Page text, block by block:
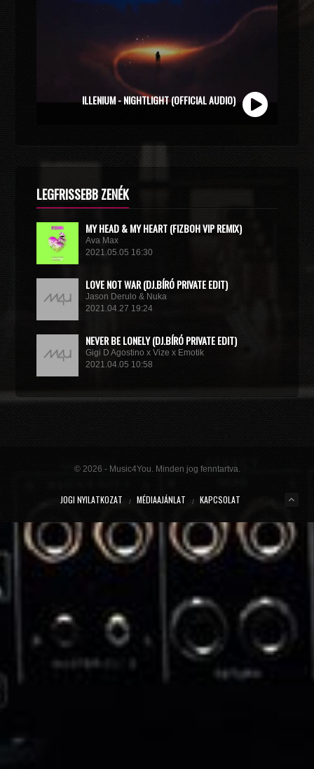
ILLENIUM - NIGHTLIGHT (OFFICIAL AUDIO)
ZOLI VEKONY X CALIDORA - MINDIG NYÁR (OFFICIAL
MUSIC VIDEO)
LEGFRISSEBB ZENÉK
MY HEAD & MY HEART (FIZBOH VIP REMIX)
Ava Max
2021.05.05 16:30
LOVE NOT WAR (DJ.BÍRÓ PRIVATE EDIT)
Jason Derulo & Nuka
2021.04.27 19:24
NEVER BE LONELY (DJ.BÍRÓ PRIVATE EDIT)
Gigi D Agostino x Vize x Emotik
2021.04.05 10:58
GET IN TROUBLE (SO WHAT) (DJ.BÍRÓ PRIVATE EDIT)
Willcox
KUNG FU (EXTENDED MIX)
Basto
2020.10.11 21:00
© 2026 - Music4You. Minden jog fenntartva.
JOGI NYILATKOZAT MÉDIAAJÁNLAT KAPCSOLAT